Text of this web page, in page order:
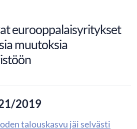
eurooppalaisyritykset
muutoksia
2019
talouskasvu jäi selvästi